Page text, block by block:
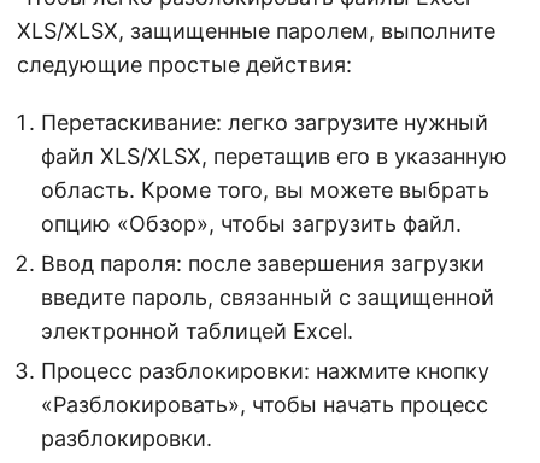
XLS/XLSX, защищенные паролем, выполните
следующие простые действия:
Перетаскивание: легко загрузите нужный
файл XLS/XLSX, перетащив его в указанную
область. Кроме того, вы можете выбрать
опцию «Обзор», чтобы загрузить файл.
Ввод пароля: после завершения загрузки
введите пароль, связанный с защищенной
электронной таблицей Excel.
Процесс разблокировки: нажмите кнопку
«Разблокировать», чтобы начать процесс
разблокировки.